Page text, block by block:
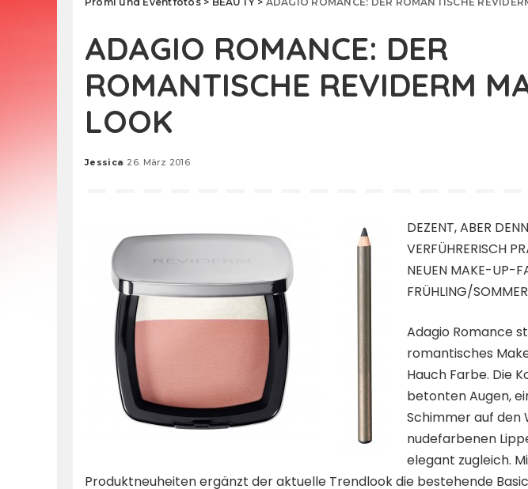
ADAGIO ROMANCE: DER
ROMANTISCHE REVIDERM
LOOK
Posted
Jessica 26. März 2016
DEZENT, ABER
VERFÜHRERISCH
NEUEN MAKE-UP-
FRÜHLING/
Adagio Romance
romantisches
Hauch Farbe. Die
betonten Augen,
Schimmer auf den
nudefarbenen
elegant zugleich.
Produktneuheiten ergänzt der aktuelle Trendlook die bestehende